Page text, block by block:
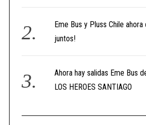
Eme Bus y Pluss Chile
juntos!
Ahora hay salidas Eme Bus
LOS HEROES SANTIAGO